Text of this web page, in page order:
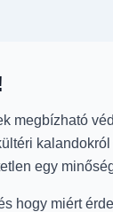
megbízható
egy
hogy miért